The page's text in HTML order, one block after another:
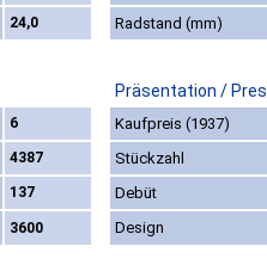
24,0 Radstand (mm)
Präsentation /
6
Kaufpreis (1937)
4387
Stückzahl
137
Debüt
3600 Design